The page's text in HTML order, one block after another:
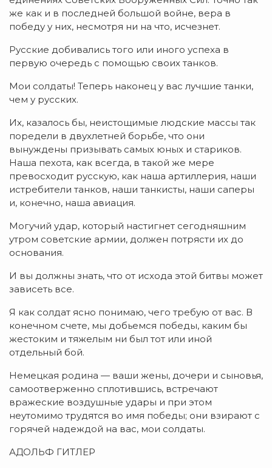
же как и в последней большой войне, вера в
победу у них, несмотря ни на что, исчезнет.
Русские добивались того или иного успеха в
первую очередь с помощью своих танков.
Мои солдаты! Теперь наконец у вас лучшие танки,
чем у русских.
Их, казалось бы, неистощимые людские массы так
по­редели в двухлетней борьбе, что они
вынуждены призы­вать самых юных и стариков.
Наша пехота, как всегда, в такой же мере
превосходит русскую, как наша артилле­рия, наши
истребители танков, наши танкисты, наши са­перы
и, конечно, наша авиация.
Могучий удар, который настигнет сегодняшним
утром советские армии, должен потрясти их до
основа­ния.
И вы должны знать, что от исхода этой битвы может
зависеть все.
Я как солдат ясно понимаю, чего требую от вас. В
ко­нечном счете, мы добьемся победы, каким бы
жестоким и тяжелым ни был тот или иной
отдельный бой.
Немецкая родина — ваши жены, дочери и сыновья,
са­моотверженно сплотившись, встречают
вражеские воз­душные удары и при этом
неутомимо трудятся во имя победы; они взирают с
горячей надеждой на вас, мои сол­даты.
АДОЛЬФ ГИТЛЕР